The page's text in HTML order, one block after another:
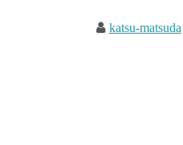
katsu-matsuda